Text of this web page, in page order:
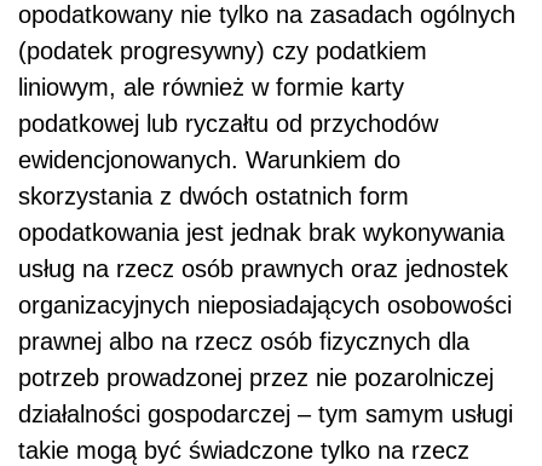
opodatkowany nie tylko na zasadach ogólnych
(podatek progresywny) czy podatkiem
liniowym, ale również w formie karty
podatkowej lub ryczałtu od przychodów
ewidencjonowanych. Warunkiem do
skorzystania z dwóch ostatnich form
opodatkowania jest jednak brak wykonywania
usług na rzecz osób prawnych oraz jednostek
organizacyjnych nieposiadających osobowości
prawnej albo na rzecz osób fizycznych dla
potrzeb prowadzonej przez nie pozarolniczej
działalności gospodarczej – tym samym usługi
takie mogą być świadczone tylko na rzecz